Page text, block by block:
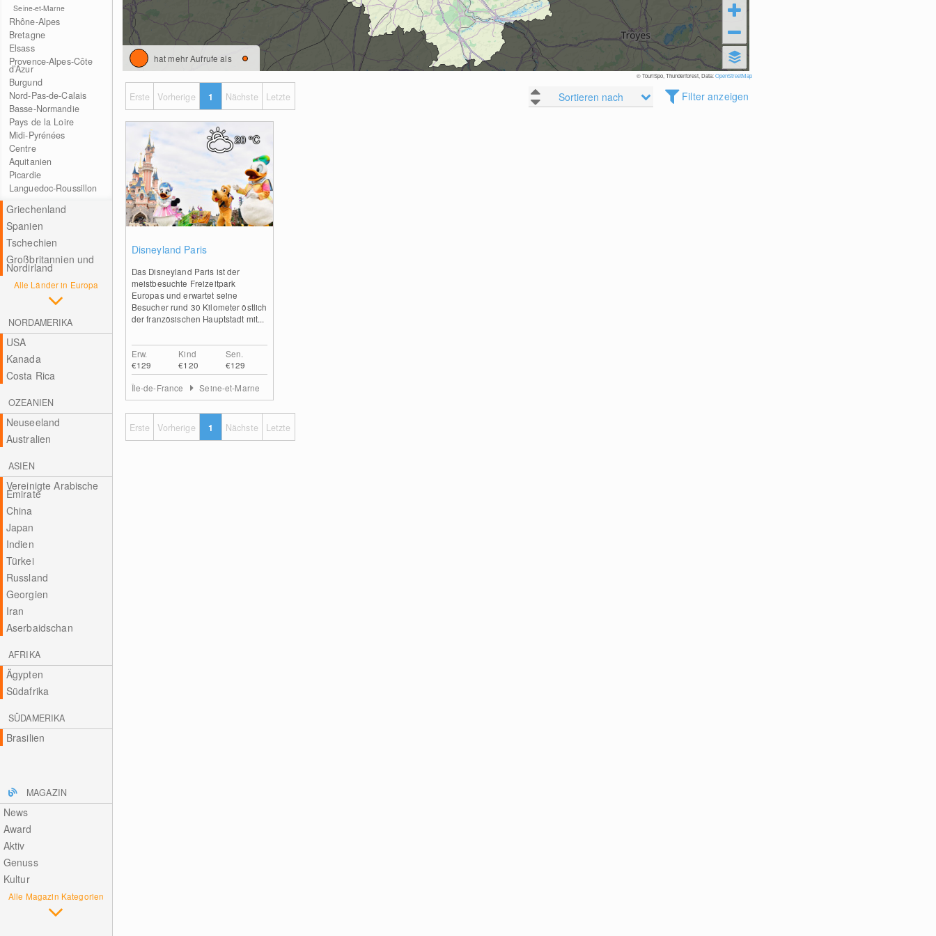
Seine-et-Marne
Rhône-Alpes
Bretagne
Elsass
Provence-Alpes-Côte
d’Azur
Burgund
Nord-Pas-de-Calais
Basse-Normandie
Pays de la Loire
Midi-Pyrénées
Centre
Aquitanien
Picardie
Languedoc-Roussillon
Griechenland
Spanien
Tschechien
Großbritannien und
Nordirland
Alle Länder in Europa
NORDAMERIKA
USA
Kanada
Costa Rica
OZEANIEN
Neuseeland
Australien
ASIEN
Vereinigte Arabische
Emirate
China
Japan
Indien
Türkei
Russland
Georgien
Iran
Aserbaidschan
AFRIKA
Ägypten
Südafrika
SÜDAMERIKA
Brasilien
MAGAZIN
News
Award
Aktiv
Genuss
Kultur
Alle Magazin Kategorien
hat mehr Aufrufe als
© TouriSpo, Thunderforest, Data:OpenStreetMap
Sortieren nach Filter anzeigen
Erste Vorherige 1 Nächste Letzte
Disneyland Paris
Das Disneyland Paris ist der
meistbesuchte Freizeitpark
Europas und erwartet seine
Besucher rund 30 Kilometer östlich
der französischen Hauptstadt mit...
Erw.
€129
Kind
€120
Sen.
€129
20°C
Île-de-France Seine-et-Marne
Erste Vorherige 1 Nächste Letzte